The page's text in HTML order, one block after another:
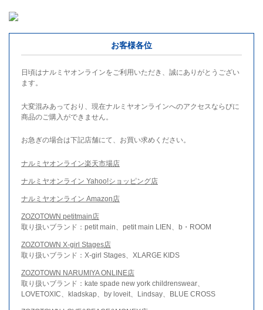
お客様各位
日頃はナルミヤオンラインをご利用いただき、誠にありがとうござい
ます。
大変混みあっており、現在ナルミヤオンラインへのアクセスならびに
商品のご購入ができません。
お急ぎの場合は下記店舗にて、お買い求めください。
ナルミヤオンライン楽天市場店
ナルミヤオンライン Yahoo!ショッピング店
ナルミヤオンライン Amazon店
ZOZOTOWN petitmain店
取り扱いブランド：petit main、petit main LIEN、b・ROOM
ZOZOTOWN X-girl Stages店
取り扱いブランド：X-girl Stages、XLARGE KIDS
ZOZOTOWN NARUMIYA ONLINE店
取り扱いブランド：kate spade new york childrenswear、
LOVETOXIC、kladskap、by loveit、Lindsay、BLUE CROSS